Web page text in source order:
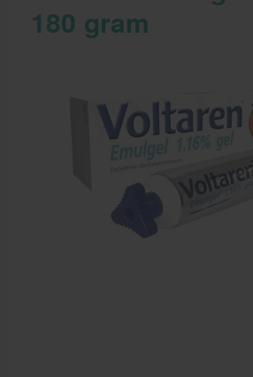
Verbruiksmaterialen
Massage, oliën en lotion
Zalven, crèmes, etherische olie
Massagetafels
180 gram